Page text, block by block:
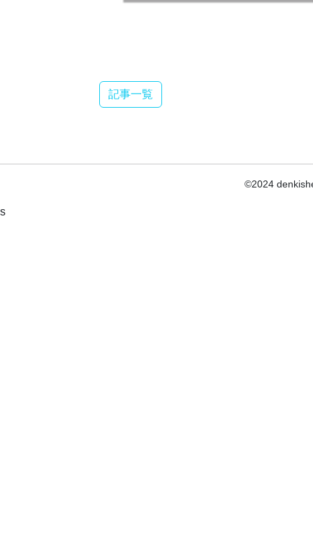
記事一覧
©2024
s